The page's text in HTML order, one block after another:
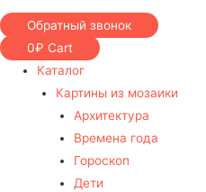
Обратный звонок
0₽ Cart
Каталог
Картины из мозаики
Архитектура
Времена года
Гороскоп
Дети